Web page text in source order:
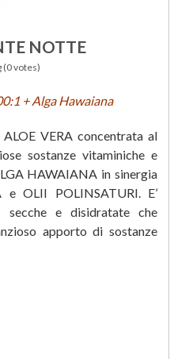
NOTTE
(0 votes)
+ AlgaHawaiana
VERA concentrata al
sostanze vitaminiche e
HAWAIANA in sinergia
OLII POLINSATURI. E’
e disidratate che
apporto di sostanze